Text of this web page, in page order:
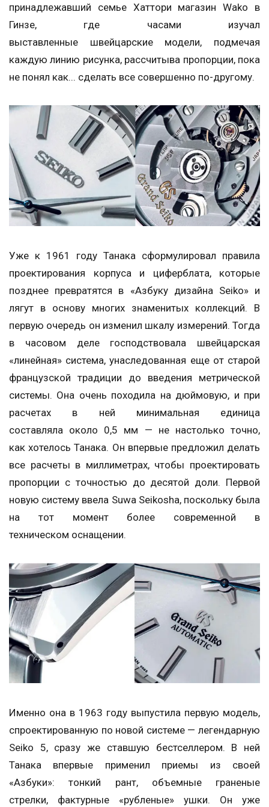
принадлежавший семье Хаттори магазин Wako в
Гинзе, где часами изучал
выставленные швейцарские модели, подмечая
каждую линию рисунка, рассчитыва пропорции, пока
не понял как... сделать все совершенно по-другому.
Уже к 1961 году Танака сформулировал правила
проектирования корпуса и циферблата, которые
позднее превратятся в «Азбуку дизайна Seiko» и
лягут в основу многих знаменитых коллекций. В
первую очередь он изменил шкалу измерений. Тогда
в часовом деле господствовала швейцарская
«линейная» система, унаследованная еще от старой
французской традиции до введения метрической
системы. Она очень походила на дюймовую, и при
расчетах в ней минимальная единица
составляла около 0,5 мм — не настолько точно,
как хотелось Танака. Он впервые предложил делать
все расчеты в миллиметрах, чтобы проектировать
пропорции с точностью до десятой доли. Первой
новую систему ввела Suwa Seikosha, поскольку была
на тот момент более современной в
техническом оснащении.
Именно она в 1963 году выпустила первую модель,
спроектированную по новой системе — легендарную
Seiko 5, сразу же ставшую бестселлером. В ней
Танака впервые применил приемы из своей
«Азбуки»: тонкий рант, объемные граненые
стрелки, фактурные «рубленые» ушки. Он уже